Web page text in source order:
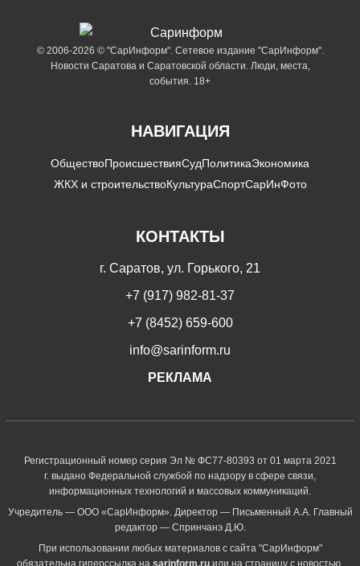
© 2006-2026 © "СарИнформ". Сетевое издание "СарИнформ".
Новости Саратова и Саратовской области. Люди, места,
события. 18+
НАВИГАЦИЯ
ОбществоПроисшествияСудПолитикаЭкономика
ЖКХ и строительствоКультураСпортСарИнФото
КОНТАКТЫ
г. Саратов, ул. Горького, 21
+7 (917) 982-81-37
+7 (8452) 659-600
info@sarinform.ru
РЕКЛАМА
Регистрационный номер серия Эл № ФС77-80393 от 01 марта 2021
г. выдано Федеральной службой по надзору в сфере связи,
информационных технологий и массовых коммуникаций.
Учредитель — ООО «СарИнформ». Директор — Письменный А.А. Главный
редактор — Спринчанэ Д.Ю.
При использовании любых материалов с сайта "СарИнформ"